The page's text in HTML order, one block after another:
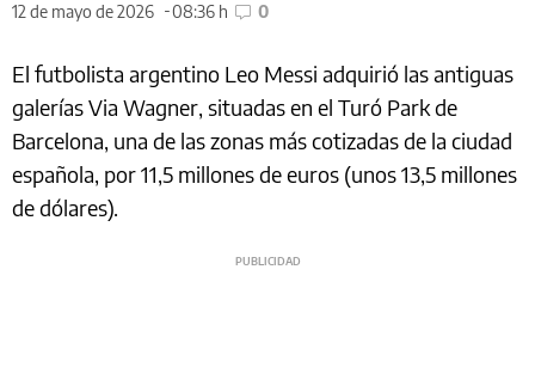
12 de mayo de 2026
08:36 h 0
El futbolista argentino Leo Messi adquirió las antiguas
galerías Via Wagner, situadas en el Turó Park de
Barcelona, una de las zonas más cotizadas de la ciudad
española, por 11,5 millones de euros (unos 13,5 millones
de dólares).